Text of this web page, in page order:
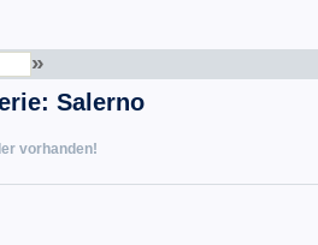
»
Salerno
vorhanden!